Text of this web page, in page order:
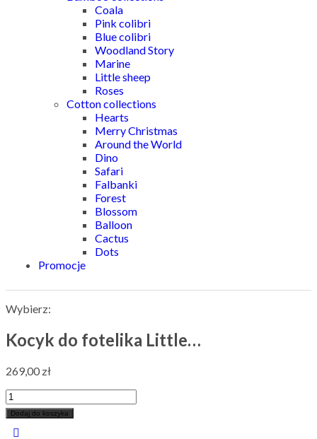
Coala
Pink colibri
Blue colibri
Woodland Story
Marine
Little sheep
Roses
Cotton collections
Hearts
Merry Christmas
Around the World
Dino
Safari
Falbanki
Forest
Blossom
Balloon
Cactus
Dots
Promocje
Wybierz:
Kocyk do fotelika Little…
269,00 zł
Dodaj do koszyka